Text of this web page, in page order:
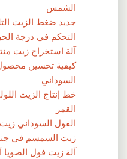
الشمس
جديد ضغط الزيت
التحكم في درجة
آلة استخراج زيت
كيفية تحسين
السوداني
خط إنتاج الزيت
القمر
الفول السوداني
زيت السمسم في
آلة زيت فول الصويا